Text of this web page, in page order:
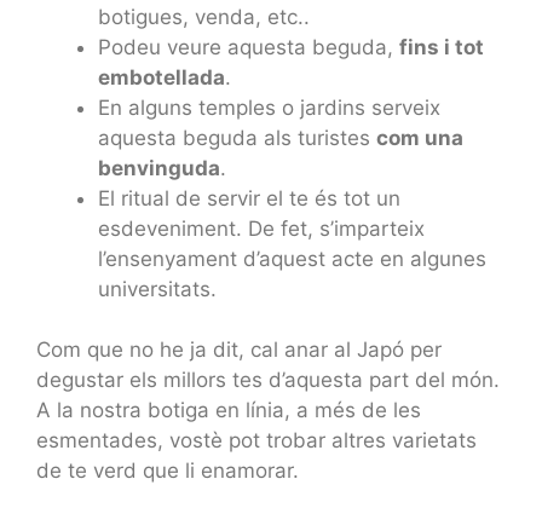
botigues, venda, etc..
Podeu veure aquesta beguda, fins i tot
embotellada.
En alguns temples o jardins serveix
aquesta beguda als turistes com una
benvinguda.
El ritual de servir el te és tot un
esdeveniment. De fet, s’imparteix
l’ensenyament d’aquest acte en algunes
universitats.
Com que no he ja dit, cal anar al Japó per
degustar els millors tes d’aquesta part del món.
A la nostra botiga en línia, a més de les
esmentades, vostè pot trobar altres varietats
de te verd que li enamorar.